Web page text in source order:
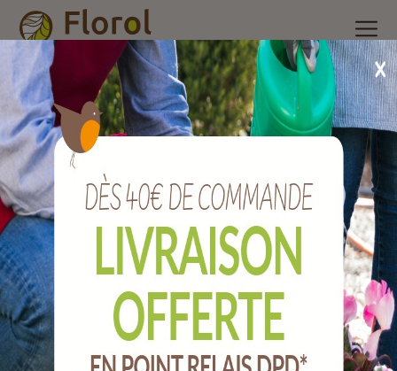
Accueil Nos produits /Engrais et produits phytosanitaire/
Auxiliaires de culture/Nématodes anti-papilllons et
charançon rouge du palmier
Nématodes anti-papilllons et charançon
rouge du palmier